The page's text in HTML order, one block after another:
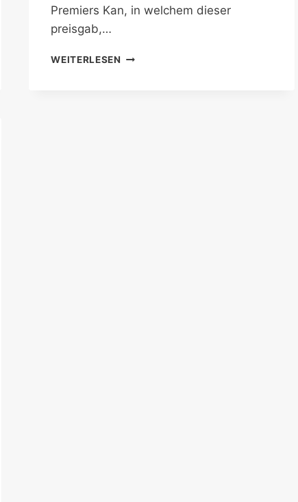
Premiers Kan, in welchem dieser
preisgab,…
WEITERLESEN EIN